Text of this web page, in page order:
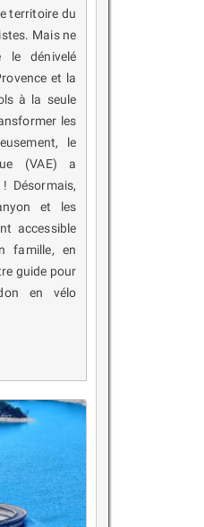
territoire du
Mais ne
le dénivelé
et la
à la seule
les
le
(VAE) a
Désormais,
et les
accessible
famille, en
guide pour
en vélo